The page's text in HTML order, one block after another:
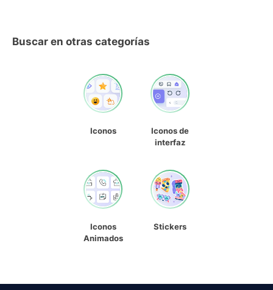
Buscar en otras categorías
Iconos
Iconos de
interfaz
Iconos
Animados
Stickers